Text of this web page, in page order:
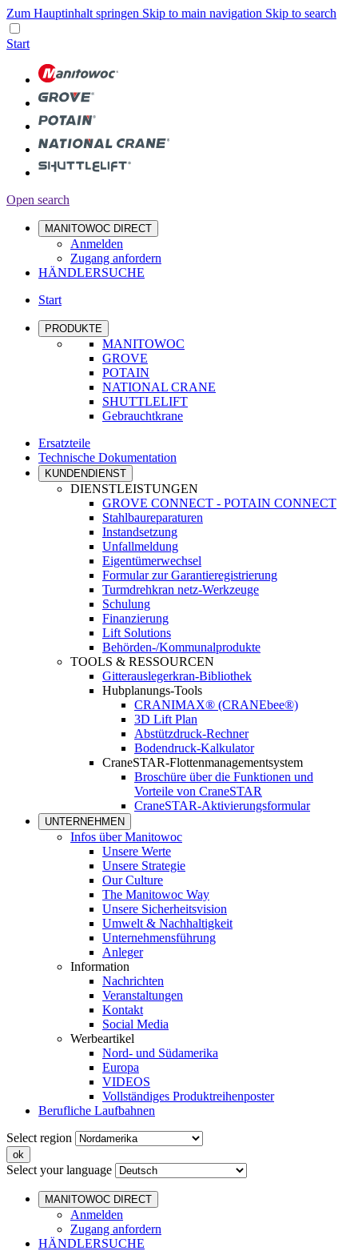
Zum Hauptinhalt springen Skip to main navigation Skip to search
Start
Open search
MANITOWOC DIRECT
Anmelden
Zugang anfordern
HÄNDLERSUCHE
Start
PRODUKTE
MANITOWOC
GROVE
POTAIN
NATIONAL CRANE
SHUTTLELIFT
Gebrauchtkrane
Ersatzteile
Technische Dokumentation
KUNDENDIENST
DIENSTLEISTUNGEN
GROVE CONNECT - POTAIN CONNECT
Stahlbaureparaturen
Instandsetzung
Unfallmeldung
Eigentümerwechsel
Formular zur Garantieregistrierung
Turmdrehkran netz-Werkzeuge
Schulung
Finanzierung
Lift Solutions
Behörden-/Kommunalprodukte
TOOLS & RESSOURCEN
Gitterauslegerkran-Bibliothek
Hubplanungs-Tools
CRANIMAX® (CRANEbee®)
3D Lift Plan
Abstützdruck-Rechner
Bodendruck-Kalkulator
CraneSTAR-Flottenmanagementsystem
Broschüre über die Funktionen und
Vorteile von CraneSTAR
CraneSTAR-Aktivierungsformular
UNTERNEHMEN
Infos über Manitowoc
Unsere Werte
Unsere Strategie
Our Culture
The Manitowoc Way
Unsere Sicherheitsvision
Umwelt & Nachhaltigkeit
Unternehmensführung
Anleger
Information
Nachrichten
Veranstaltungen
Kontakt
Social Media
Werbeartikel
Nord- und Südamerika
Europa
VIDEOS
Vollständiges Produktreihenposter
Berufliche Laufbahnen
Select region
Select your language
MANITOWOC DIRECT
Anmelden
Zugang anfordern
HÄNDLERSUCHE